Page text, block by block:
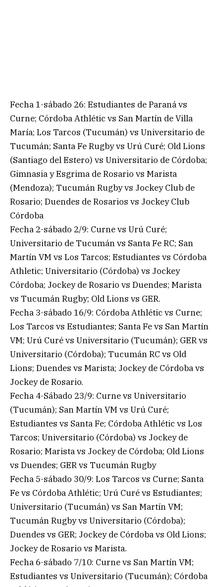
Fecha 1-sábado 26: Estudiantes de Paraná vs
Curne; Córdoba Athlétic vs San Martín de Villa
María; Los Tarcos (Tucumán) vs Universitario de
Tucumán; Santa Fe Rugby vs Urú Curé; Old Lions
(Santiago del Estero) vs Universitario de Córdoba;
Gimnasia y Esgrima de Rosario vs Marista
(Mendoza); Tucumán Rugby vs Jockey Club de
Rosario; Duendes de Rosarios vs Jockey Club
Córdoba
Fecha 2-sábado 2/9: Curne vs Urú Curé;
Universitario de Tucumán vs Santa Fe RC; San
Martín VM vs Los Tarcos; Estudiantes vs Córdoba
Athletic; Universitario (Córdoba) vs Jockey
Córdoba; Jockey de Rosario vs Duendes; Marista
vs Tucumán Rugby; Old Lions vs GER.
Fecha 3-sábado 16/9: Córdoba Athlétic vs Curne;
Los Tarcos vs Estudiantes; Santa Fe vs San Martín
VM; Urú Curé vs Universitario (Tucumán); GER vs
Universitario (Córdoba); Tucumán RC vs Old
Lions; Duendes vs Marista; Jockey de Córdoba vs
Jockey de Rosario.
Fecha 4-Sábado 23/9: Curne vs Universitario
(Tucumán); San Martín VM vs Urú Curé;
Estudiantes vs Santa Fe; Córdoba Athlétic vs Los
Tarcos; Universitario (Córdoba) vs Jockey de
Rosario; Marista vs Jockey de Córdoba; Old Lions
vs Duendes; GER vs Tucumán Rugby
Fecha 5-sábado 30/9: Los Tarcos vs Curne; Santa
Fe vs Córdoba Athlétic; Urú Curé vs Estudiantes;
Universitario (Tucumán) vs San Martín VM;
Tucumán Rugby vs Universitario (Córdoba);
Duendes vs GER; Jockey de Córdoba vs Old Lions;
Jockey de Rosario vs Marista.
Fecha 6-sábado 7/10: Curne vs San Martín VM;
Estudiantes vs Universitario (Tucumán); Córdoba